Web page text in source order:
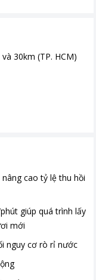
30km (TP. HCM)
cao tỷ lệ thu hồi
giúp quá trình lấy
mới
nguy cơ rò rỉ nước